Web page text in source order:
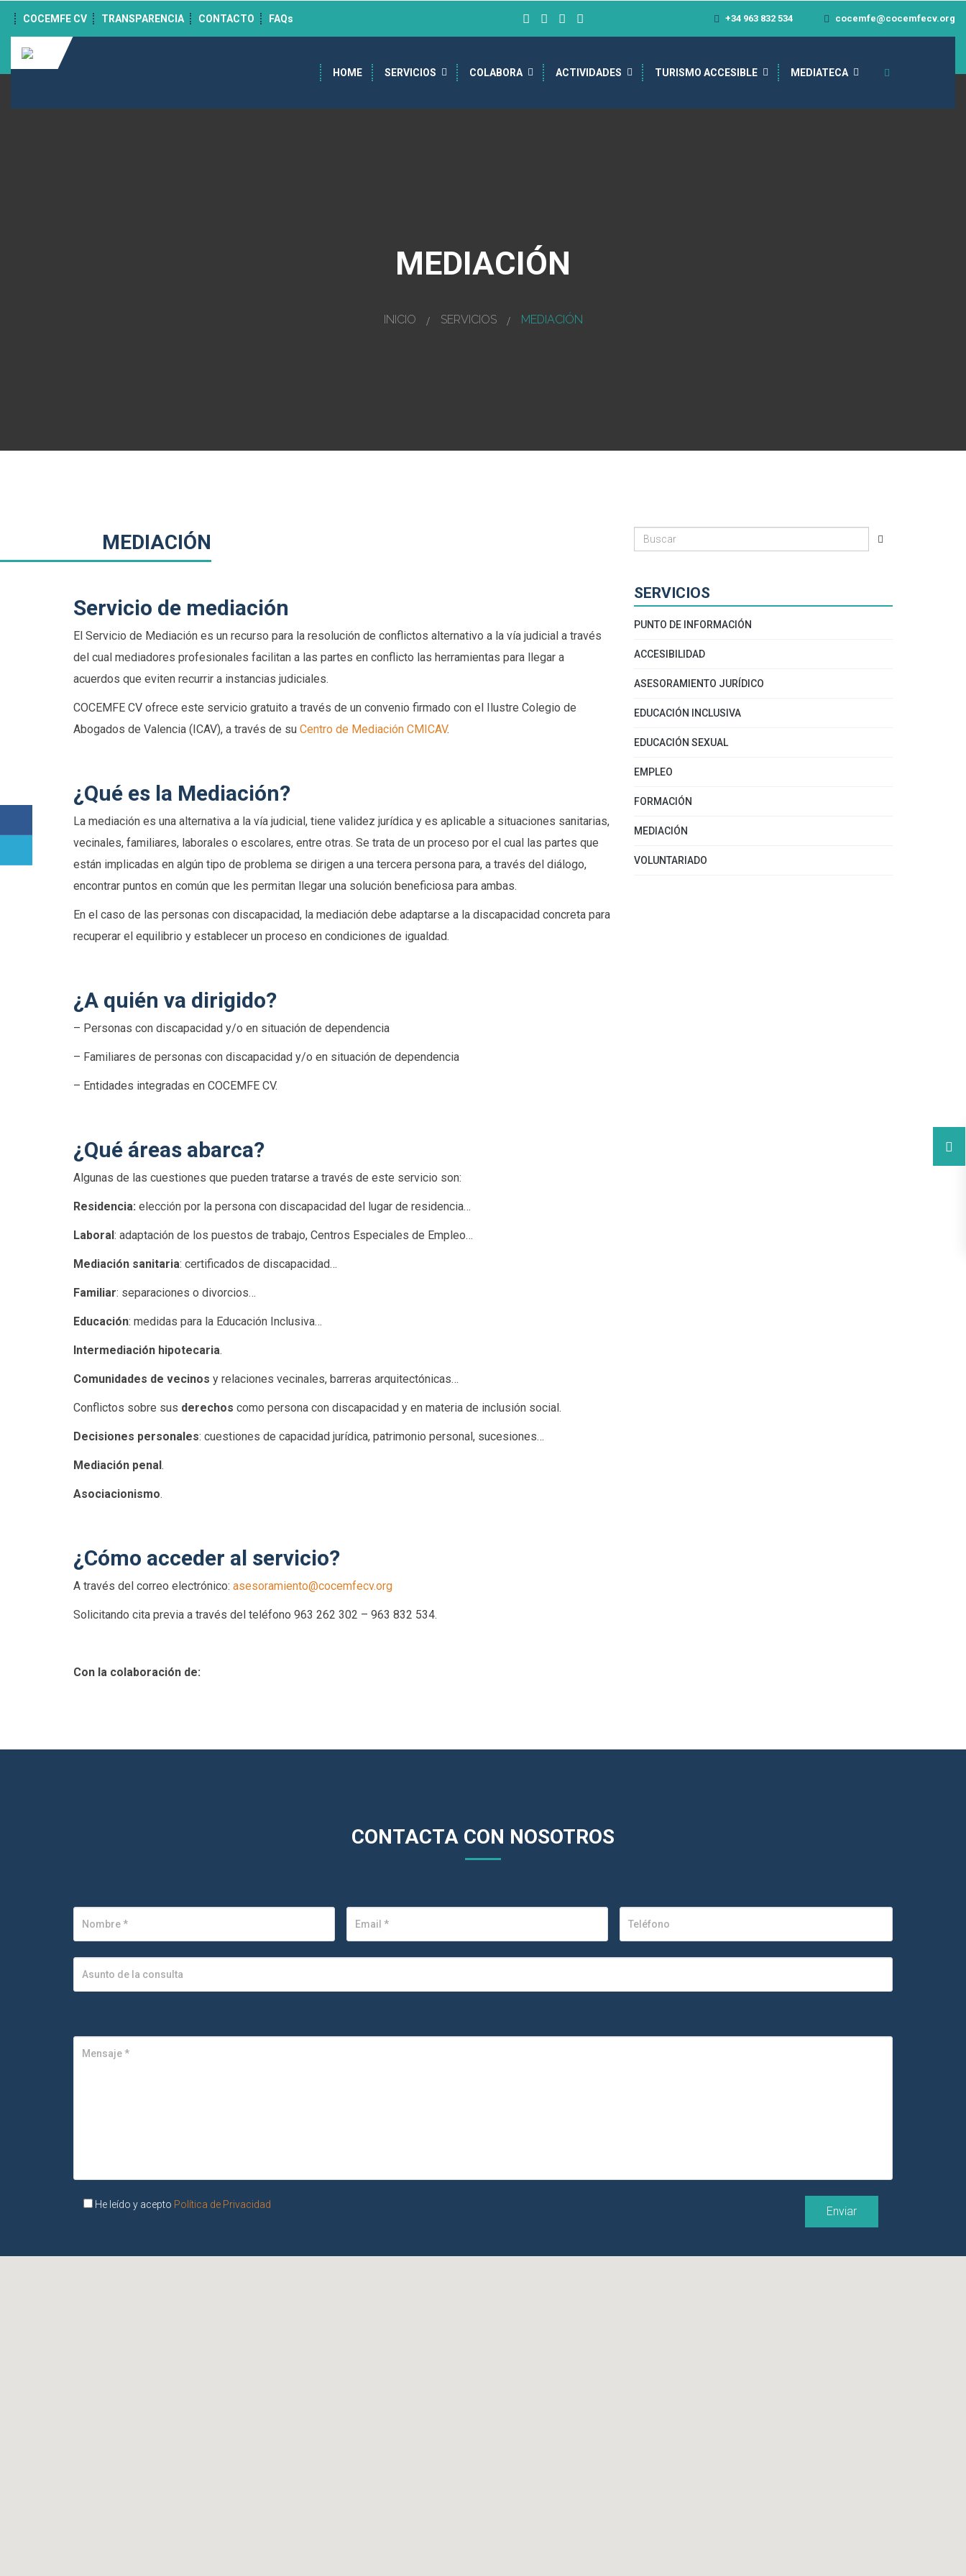
COCEMFE CV
TRANSPARENCIA CONTACTO FAQs +34 963 832 534 cocemfe@cocemfecv.org
HOME SERVICIOS COLABORA ACTIVIDADES TURISMO ACCESIBLE MEDIATECA
MEDIACIÓN
INICIO SERVICIOS MEDIACIÓN
MEDIACIÓN
Servicio de mediación
El Servicio de Mediación es un recurso para la resolución de conflictos alternativo a la vía judicial a través
del cual mediadores profesionales facilitan a las partes en conflicto las herramientas para llegar a
acuerdos que eviten recurrir a instancias judiciales.
COCEMFE CV ofrece este servicio gratuito a través de un convenio firmado con el Ilustre Colegio de
Abogados de Valencia (ICAV), a través de su Centro de Mediación CMICAV.
¿Qué es la Mediación?
La mediación es una alternativa a la vía judicial, tiene validez jurídica y es aplicable a situaciones sanitarias,
vecinales, familiares, laborales o escolares, entre otras. Se trata de un proceso por el cual las partes que
están implicadas en algún tipo de problema se dirigen a una tercera persona para, a través del diálogo,
encontrar puntos en común que les permitan llegar una solución beneficiosa para ambas.
En el caso de las personas con discapacidad, la mediación debe adaptarse a la discapacidad concreta para
recuperar el equilibrio y establecer un proceso en condiciones de igualdad.
¿A quién va dirigido?
– Personas con discapacidad y/o en situación de dependencia
– Familiares de personas con discapacidad y/o en situación de dependencia
– Entidades integradas en COCEMFE CV.
¿Qué áreas abarca?
Algunas de las cuestiones que pueden tratarse a través de este servicio son:
Residencia: elección por la persona con discapacidad del lugar de residencia…
Laboral: adaptación de los puestos de trabajo, Centros Especiales de Empleo…
Mediación sanitaria: certificados de discapacidad…
Familiar: separaciones o divorcios…
Educación: medidas para la Educación Inclusiva…
Intermediación hipotecaria.
Comunidades de vecinos y relaciones vecinales, barreras arquitectónicas…
Conflictos sobre sus derechos como persona con discapacidad y en materia de inclusión social.
Decisiones personales: cuestiones de capacidad jurídica, patrimonio personal, sucesiones…
Mediación penal.
Asociacionismo.
¿Cómo acceder al servicio?
A través del correo electrónico: asesoramiento@cocemfecv.org
Solicitando cita previa a través del teléfono 963 262 302 – 963 832 534.
Con la colaboración de:
SERVICIOS
PUNTO DE INFORMACIÓN
ACCESIBILIDAD
ASESORAMIENTO JURÍDICO
EDUCACIÓN INCLUSIVA
EDUCACIÓN SEXUAL
EMPLEO
FORMACIÓN
MEDIACIÓN
VOLUNTARIADO
CONTACTA CON NOSOTROS
He leído y acepto Política de Privacidad